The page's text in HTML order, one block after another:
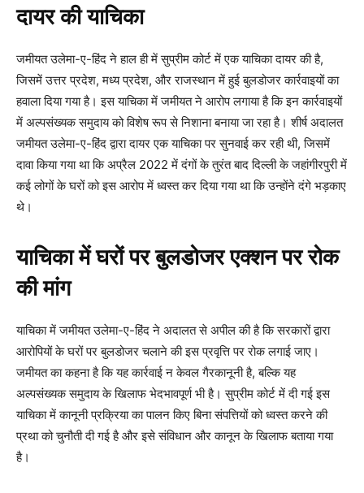
दायर की याचिका
जमीयत उलेमा-ए-हिंद ने हाल ही में सुप्रीम कोर्ट में एक याचिका दायर की है,
जिसमें उत्तर प्रदेश, मध्य प्रदेश, और राजस्थान में हुई बुलडोजर कार्रवाइयों का
हवाला दिया गया है। इस याचिका में जमीयत ने आरोप लगाया है कि इन कार्रवाइयों
में अल्पसंख्यक समुदाय को विशेष रूप से निशाना बनाया जा रहा है। शीर्ष अदालत
जमीयत उलेमा-ए-हिंद द्वारा दायर एक याचिका पर सुनवाई कर रही थी, जिसमें
दावा किया गया था कि अप्रैल 2022 में दंगों के तुरंत बाद दिल्ली के जहांगीरपुरी में
कई लोगों के घरों को इस आरोप में ध्वस्त कर दिया गया था कि उन्होंने दंगे भड़काए
थे।
याचिका में घरों पर बुलडोजर एक्शन पर रोक
की मांग
याचिका में जमीयत उलेमा-ए-हिंद ने अदालत से अपील की है कि सरकारों द्वारा
आरोपियों के घरों पर बुलडोजर चलाने की इस प्रवृत्ति पर रोक लगाई जाए।
जमीयत का कहना है कि यह कार्रवाई न केवल गैरकानूनी है, बल्कि यह
अल्पसंख्यक समुदाय के खिलाफ भेदभावपूर्ण भी है। सुप्रीम कोर्ट में दी गई इस
याचिका में कानूनी प्रक्रिया का पालन किए बिना संपत्तियों को ध्वस्त करने की
प्रथा को चुनौती दी गई है और इसे संविधान और कानून के खिलाफ बताया गया
है।